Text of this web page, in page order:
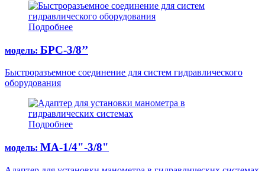
Подробнее
модель: БРС-3/8’’
Быстроразъемное соединение для систем гидравлического
оборудования
Подробнее
модель: МА-1/4"-3/8"